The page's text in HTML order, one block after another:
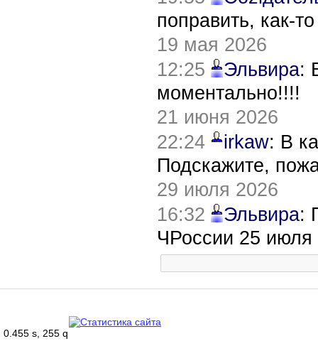
поправить, как-
19 мая 2026
12:25
Эльвира:
моментально!!!!
21 июня 2026
22:24
irkaw: В
Подскажите,
29 июля 2026
16:32
Эльвира:
ЧРоссии 25 июля
0.455 s, 255 q